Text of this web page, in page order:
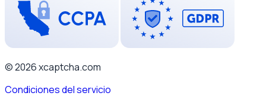
© 2026 xcaptcha.com
Condiciones del servicio